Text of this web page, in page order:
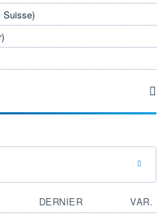
Suisse)
DERNIER
VAR.